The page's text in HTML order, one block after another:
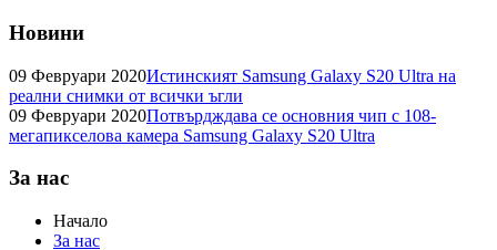
Новини
09 Февруари 2020Истинският Samsung Galaxy S20 Ultra на
реални снимки от всички ъгли
09 Февруари 2020Потвърдждава се основния чип с 108-
мегапикселова камера Samsung Galaxy S20 Ultra
За нас
Начало
За нас